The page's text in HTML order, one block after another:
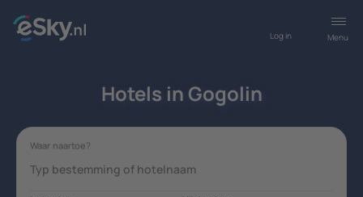
Menu
Log in
Hotels in Gogolin